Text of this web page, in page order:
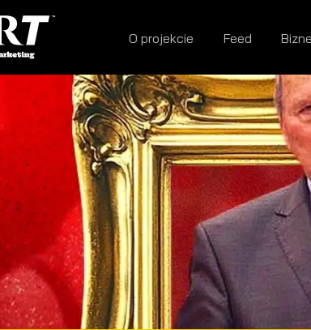
O projekcie Feed